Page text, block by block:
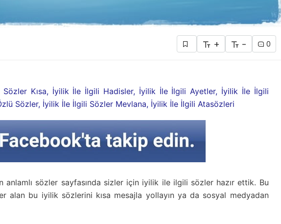
+ - 0
Kısa, İyilik İle İlgili Hadisler, İyilik İle İlgili Ayetler, İyilik İle İlgili
Sözler, İyilik İle İlgili Sözler Mevlana, İyilik İle İlgili Atasözleri
anlamlı sözler sayfasında sizler için iyilik ile ilgili sözler hazır ettik. Bu
alan bu iyilik sözlerini kısa mesajla yollayın ya da sosyal medyadan